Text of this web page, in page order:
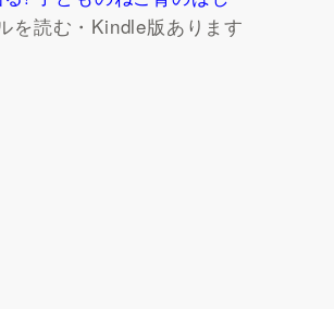
を読む・Kindle版あります